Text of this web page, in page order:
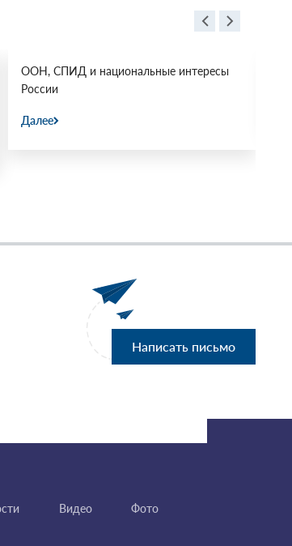
ООН, СПИД и национальные интересы
России
Далее
Написать письмо
Видео Фото